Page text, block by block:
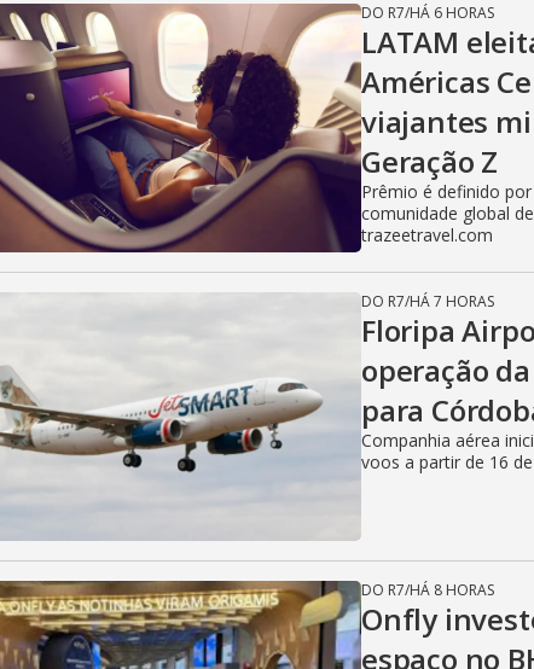
DO R7/HÁ 6 HORAS
LATAM
Américas
viajantes
Geração Z
Prêmio é definido
comunidade global
trazeetravel.com
DO R7/HÁ 7 HORAS
Floripa
operação
para
Companhia aérea
voos a partir de 16
DO R7/HÁ 8 HORAS
Onfly
espaço no